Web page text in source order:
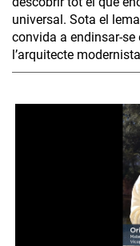
universal. Sota el lema
convida a endinsar-
l’arquitecte